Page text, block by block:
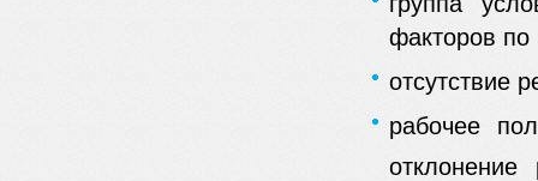
факторов
отсутствие
рабочее